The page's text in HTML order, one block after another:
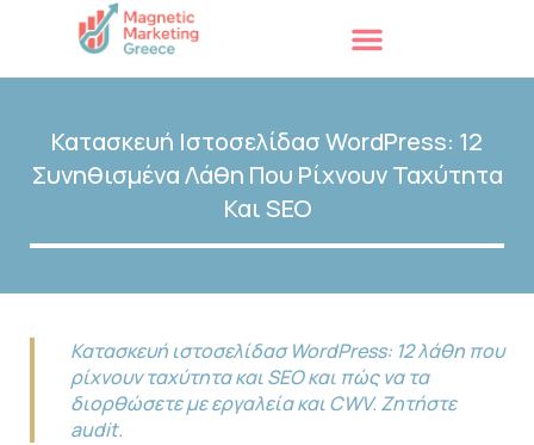
Κατασκευή Ιστοσελίδασ WordPress: 12
Συνηθισμένα Λάθη Που Ρίχνουν Ταχύτητα
Και SEO
Κατασκευή ιστοσελίδασ WordPress: 12 λάθη που
ρίχνουν ταχύτητα και SEO και πώς να τα
διορθώσετε με εργαλεία και CWV. Ζητήστε
audit.